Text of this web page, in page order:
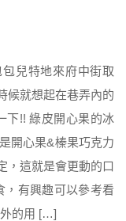
兒特地來府中街取
候就想起在巷弄內的
下!! 綠皮開心果的冰
開心果&榛果巧克力
，這就是會更動的口
，有興趣可以參考看
外的用 […]